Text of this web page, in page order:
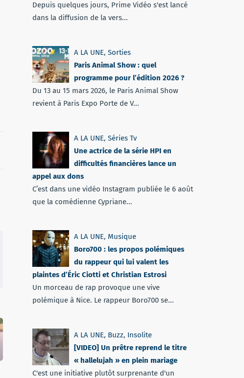
Depuis quelques jours, Prime Vidéo s'est lancé
dans la diffusion de la vers...
A LA UNE, Sorties
Paris Animal Show : quel
programme pour l’édition 2026 ?
Du 13 au 15 mars 2026, le Paris Animal Show
revient à Paris Expo Porte de V...
A LA UNE, Séries Tv
Une actrice de la série HPI en
difficultés financières lance un
appel aux dons
C’est dans une vidéo Instagram publiée le 6 août
que la comédienne Cypriane...
A LA UNE, Musique
Boro700 : les propos polémiques
du rappeur qui lui valent les
plaintes d’Éric Ciotti et Christian Estrosi
Un morceau de rap provoque une vive
polémique à Nice. Le rappeur Boro700 se...
A LA UNE, Buzz, Insolite
[VIDEO] Un prêtre reprend le titre
« hallelujah » en plein mariage
C'est une initiative plutôt surprenante d'un